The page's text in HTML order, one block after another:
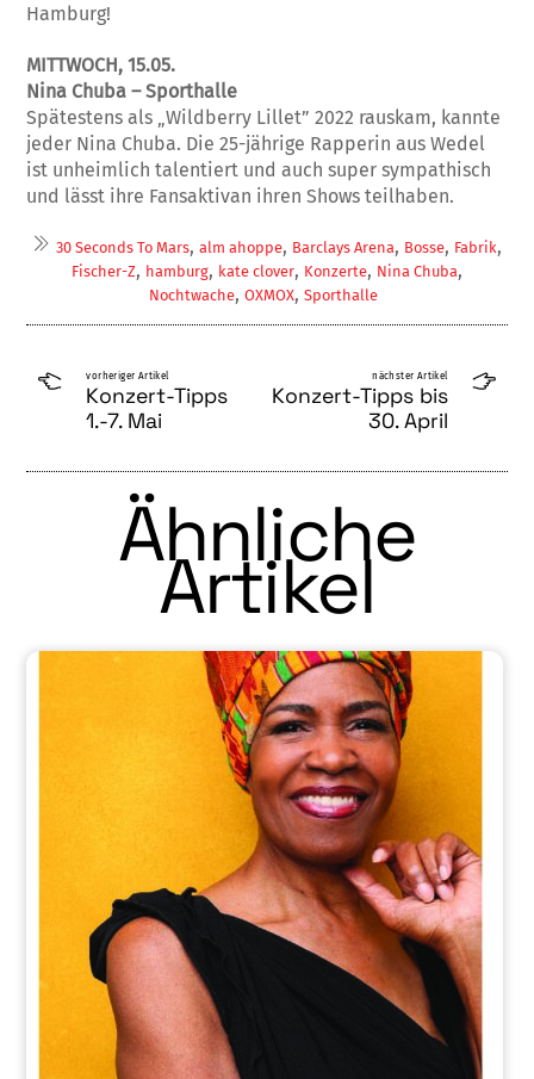
Hamburg!
MITTWOCH, 15.05.
Nina Chuba – Sporthalle
Spätestens als „Wildberry Lillet” 2022 rauskam, kannte
jeder Nina Chuba. Die 25-jährige Rapperin aus Wedel
ist unheimlich talentiert und auch super sympathisch
und lässt ihre Fansaktivan ihren Shows teilhaben.
30 Seconds To Mars, alm ahoppe, Barclays Arena, Bosse, Fabrik,
Fischer-Z, hamburg, kate clover, Konzerte, Nina Chuba,
Nochtwache, OXMOX, Sporthalle
vorheriger Artikel
Konzert-Tipps
1.-7. Mai
nächster Artikel
Konzert-Tipps bis
30. April
Ähnliche
Artikel